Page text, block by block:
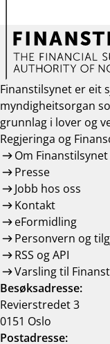
Finanstilsynet er eit
myndigheitsorgan
grunnlag i lover og
Regjeringa og
Om Finanstilsynet
Presse
Jobb hos oss
Kontakt
eFormidling
Personvern og
RSS og API
Varsling til
Besøksadresse:
Revierstredet 3
0151 Oslo
Postadresse: